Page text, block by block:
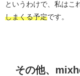
というわけで、私はこ
しまくる予定です。
その他、